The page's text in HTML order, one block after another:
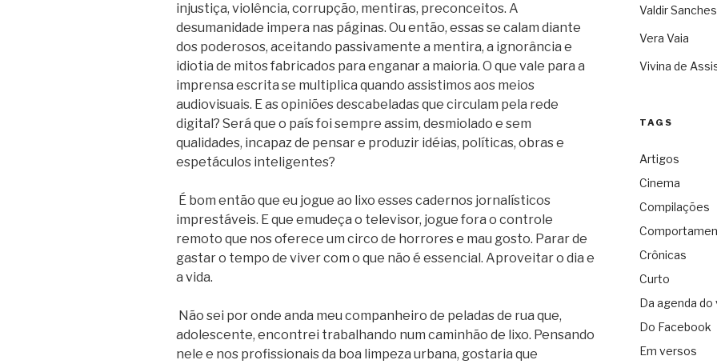
injustiça, violência, corrupção, mentiras, preconceitos. A
desumanidade impera nas páginas. Ou então, essas se calam diante
dos poderosos, aceitando passivamente a mentira, a ignorância e
idiotia de mitos fabricados para enganar a maioria. O que vale para a
imprensa escrita se multiplica quando assistimos aos meios
audiovisuais. E as opiniões descabeladas que circulam pela rede
digital? Será que o país foi sempre assim, desmiolado e sem
qualidades, incapaz de pensar e produzir idéias, políticas, obras e
espetáculos inteligentes?
É bom então que eu jogue ao lixo esses cadernos jornalísticos
imprestáveis. E que emudeça o televisor, jogue fora o controle
remoto que nos oferece um circo de horrores e mau gosto. Parar de
gastar o tempo de viver com o que não é essencial. Aproveitar o dia e
a vida.
Não sei por onde anda meu companheiro de peladas de rua que,
adolescente, encontrei trabalhando num caminhão de lixo. Pensando
nele e nos profissionais da boa limpeza urbana, gostaria que
Valdir Sanches
Vera Vaia
Vivina de
TAGS
Artigos
Cinema
Compilações
Crônicas
Curto
Da agenda do
Do Facebook
Em versos